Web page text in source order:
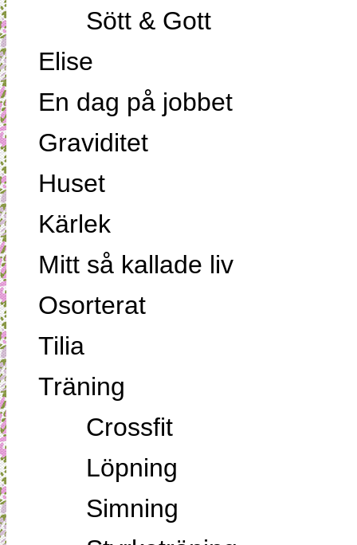
Sött & Gott
Elise
En dag på jobbet
Graviditet
Huset
Kärlek
Mitt så kallade liv
Osorterat
Tilia
Träning
Crossfit
Löpning
Simning